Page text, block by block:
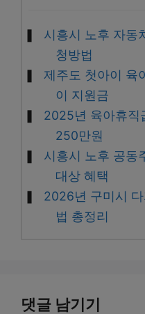
시흥시 노후 자동
청방법
제주도 첫아이 육
이 지원금
2025년 육아휴직
250만원
시흥시 노후 공동
대상 혜택
2026년 구미시
법 총정리
댓글 남기기